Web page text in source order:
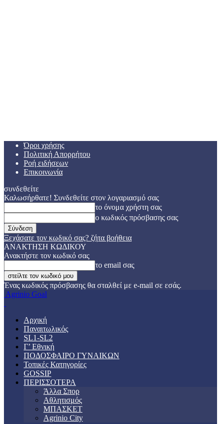
Όροι χρήσης
Πολιτική Απορρήτου
Ροή ειδήσεων
Επικοινωνία
συνδεθείτε
Καλωσήρθατε! Συνδεθείτε στον λογαριασμό σας
το όνομα χρήστη σας
ο κωδικός πρόσβασης σας
Ξεχάσατε τον κωδικό σας? ζήτα βοήθεια
ΑΝΑΚΤΗΣΗ ΚΩΔΙΚΟΥ
Ανακτήστε τον κωδικό σας
το email σας
Ένας κωδικός πρόσβασης θα σταλθεί με e-mail σε εσάς.
Agrinio Goal
Αρχική
Παναιτωλικός
SL1-SL2
Γ’ Εθνική
ΠΟΔΟΣΦΑΙΡΟ ΓΥΝΑΙΚΩΝ
Τοπικές Κατηγορίες
GOSSIP
ΠΕΡΙΣΣΟΤΕΡΑ
Άλλα Σπορ
Αθλητισμός
ΜΠΑΣΚΕΤ
Agrinio City